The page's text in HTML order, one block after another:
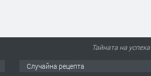
Тайната на
Случайна рецепта